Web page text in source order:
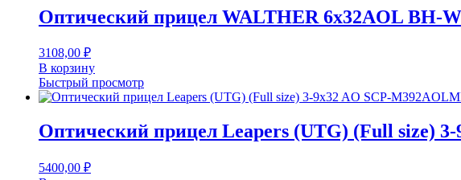
Оптический прицел WALTHER 6x32AOL BH-
3108,00 ₽
В корзину
Быстрый просмотр
Оптический прицел Leapers (UTG) (Full size)
5400,00 ₽